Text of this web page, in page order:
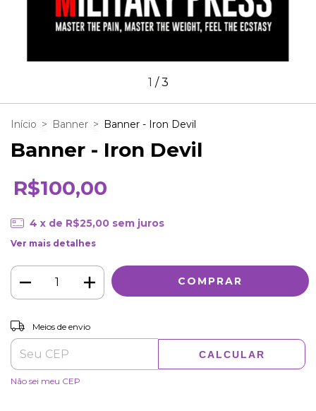
1 /3
Início > Banner > Banner - Iron Devil
Banner - Iron Devil
R$100,00
4 x de R$25,00 sem juros
Ver mais detalhes
Entregas para o CEP:
Meios de envio
CALCULAR
Não sei meu CEP